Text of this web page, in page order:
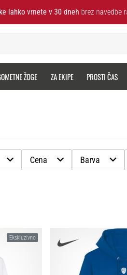
lahko vrnete v 30 dneh brez navedbe
ŽOGE ZA EKIPE PROSTI ČAS
Cena Barva
Ekskluzivno